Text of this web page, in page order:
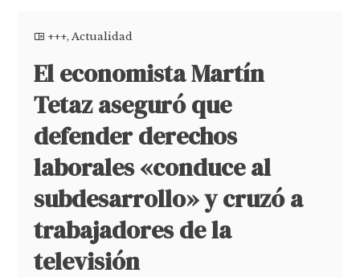
+++,Actualidad
El economista Martín
Tetaz aseguró que
defender derechos
laborales «conduce al
subdesarrollo» y cruzó a
trabajadores de la
televisión